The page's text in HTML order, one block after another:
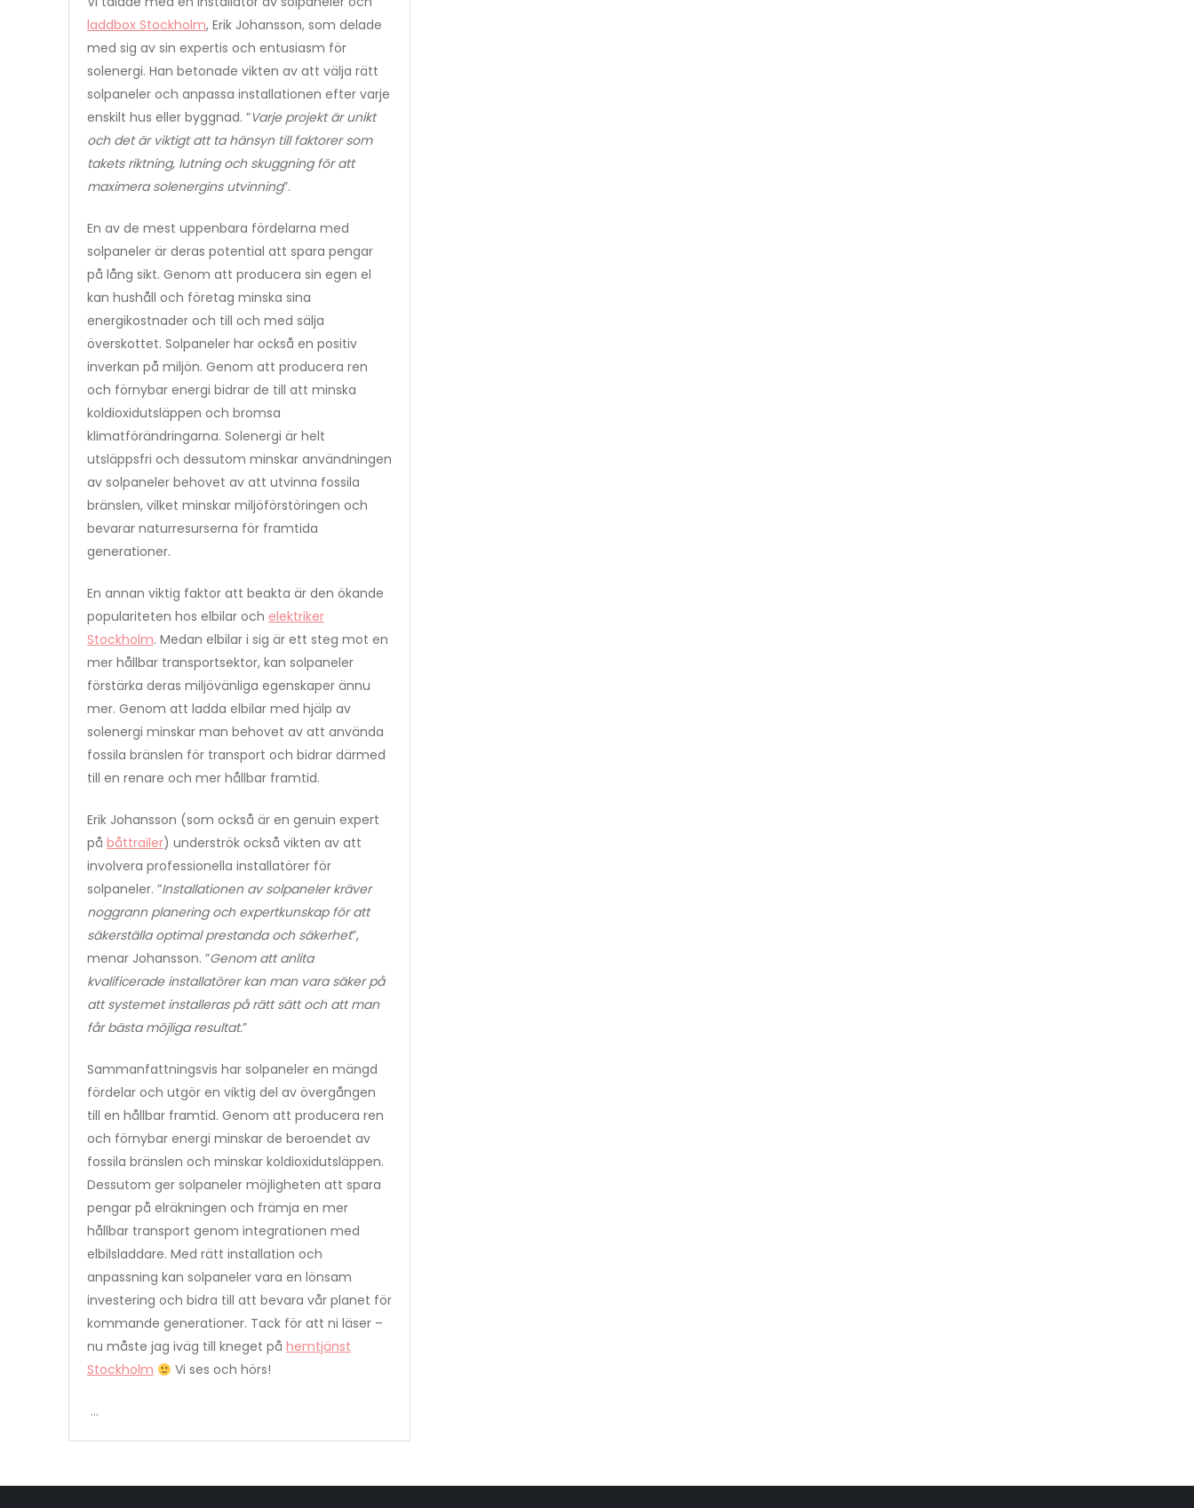
laddbox Stockholm, Erik Johansson, som delade
med sig av sin expertis och entusiasm för
solenergi. Han betonade vikten av att välja rätt
solpaneler och anpassa installationen efter varje
enskilt hus eller byggnad. ”Varje projekt är unikt
och det är viktigt att ta hänsyn till faktorer som
takets riktning, lutning och skuggning för att
maximera solenergins utvinning”.
En av de mest uppenbara fördelarna med
solpaneler är deras potential att spara pengar
på lång sikt. Genom att producera sin egen el
kan hushåll och företag minska sina
energikostnader och till och med sälja
överskottet. Solpaneler har också en positiv
inverkan på miljön. Genom att producera ren
och förnybar energi bidrar de till att minska
koldioxidutsläppen och bromsa
klimatförändringarna. Solenergi är helt
utsläppsfri och dessutom minskar användningen
av solpaneler behovet av att utvinna fossila
bränslen, vilket minskar miljöförstöringen och
bevarar naturresurserna för framtida
generationer.
En annan viktig faktor att beakta är den ökande
populariteten hos elbilar och elektriker
Stockholm. Medan elbilar i sig är ett steg mot en
mer hållbar transportsektor, kan solpaneler
förstärka deras miljövänliga egenskaper ännu
mer. Genom att ladda elbilar med hjälp av
solenergi minskar man behovet av att använda
fossila bränslen för transport och bidrar därmed
till en renare och mer hållbar framtid.
Erik Johansson (som också är en genuin expert
på båttrailer) underströk också vikten av att
involvera professionella installatörer för
solpaneler. ”Installationen av solpaneler kräver
noggrann planering och expertkunskap för att
säkerställa optimal prestanda och säkerhet”,
menar Johansson. ”Genom att anlita
kvalificerade installatörer kan man vara säker på
att systemet installeras på rätt sätt och att man
får bästa möjliga resultat.”
Sammanfattningsvis har solpaneler en mängd
fördelar och utgör en viktig del av övergången
till en hållbar framtid. Genom att producera ren
och förnybar energi minskar de beroendet av
fossila bränslen och minskar koldioxidutsläppen.
Dessutom ger solpaneler möjligheten att spara
pengar på elräkningen och främja en mer
hållbar transport genom integrationen med
elbilsladdare. Med rätt installation och
anpassning kan solpaneler vara en lönsam
investering och bidra till att bevara vår planet för
kommande generationer. Tack för att ni läser –
nu måste jag iväg till kneget på hemtjänst
Stockholm
Vi ses och hörs!
…